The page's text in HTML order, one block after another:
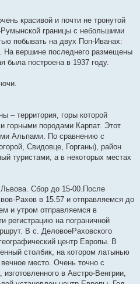
красивой и почти не тронутой
Румынской границы с небольшими
побывать на двух Поп-Иванах:
На вершине последнего размещены
была построена в 1937 году.
‒ территория, горы которой
горными породами Карпат. Этот
Альпами. По сравнению с
Свидовце, Горганы), район
туристами, а в некоторых местах
Сбор до 15-00.После
Рахов в 15.57 и отправляемся до
и утром отправляемся в
регистрацию на пограничной
В с. ДеловоеРаховского
центр Европы. В
столбик, на котором латынью
место. Очень точно с
в Австро-Венгрии,